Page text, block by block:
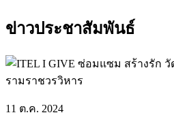
ข่าวประชาสัมพันธ์
11 ต.ค. 2024